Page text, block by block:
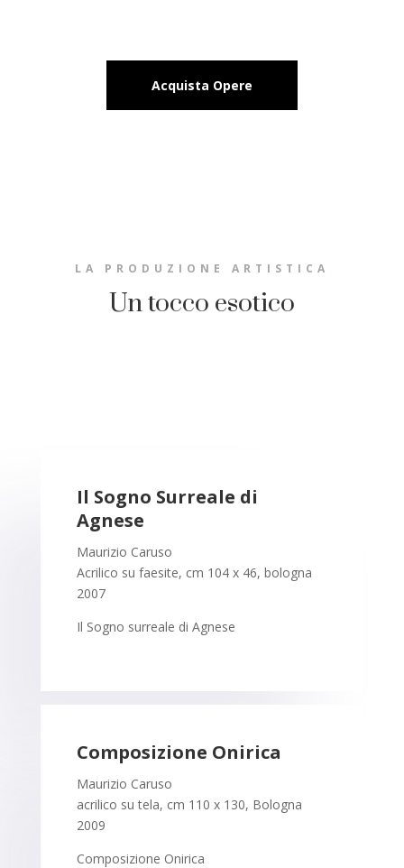
Acquista Opere
LA PRODUZIONE ARTISTICA
Un tocco esotico
Il Sogno Surreale di
Agnese
Maurizio Caruso
Acrilico su faesite, cm 104 x 46, bologna
2007
Il Sogno surreale di Agnese
Composizione Onirica
Maurizio Caruso
acrilico su tela, cm 110 x 130, Bologna
2009
Composizione Onirica